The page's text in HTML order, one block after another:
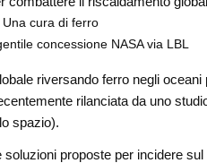
Una cura di ferro
concessione NASA via LBL
riversando ferro negli
rilanciata da uno
spazio).
soluzioni proposte per incidere